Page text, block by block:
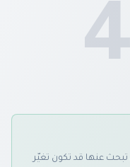
عنها قد تكون تغيّر